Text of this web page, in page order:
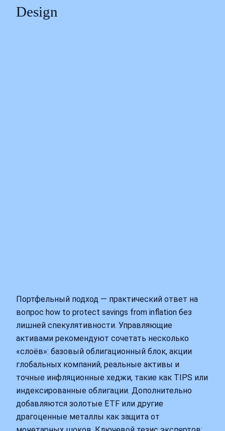
Design
Портфельный подход — практический ответ на
вопрос how to protect savings from inflation без
лишней спекулятивности. Управляющие
активами рекомендуют сочетать несколько
«слоёв»: базовый облигационный блок, акции
глобальных компаний, реальные активы и
точные инфляционные хеджи, такие как TIPS или
индексированные облигации. Дополнительно
добавляются золотые ETF или другие
драгоценные металлы как защита от